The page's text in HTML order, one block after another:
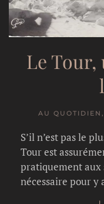
Le Tour,
AU
S’il n’est pas le
Tour est
pratiquement aux
nécessaire pour